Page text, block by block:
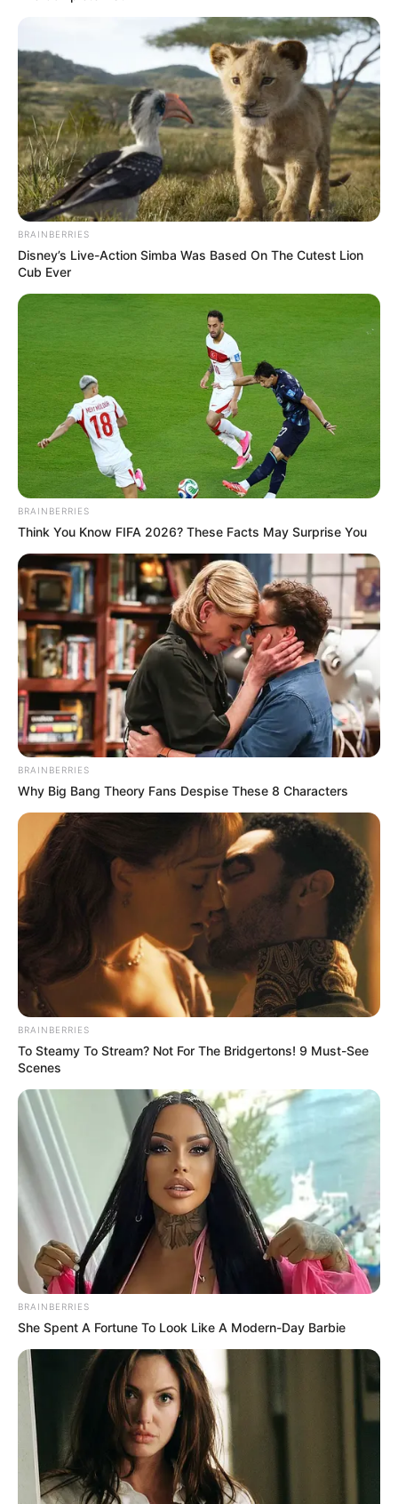
BRAINBERRIES
Disney’s Live-Action Simba Was Based On The Cutest Lion
Cub Ever
BRAINBERRIES
Think You Know FIFA 2026? These Facts May Surprise You
BRAINBERRIES
Why Big Bang Theory Fans Despise These 8 Characters
BRAINBERRIES
To Steamy To Stream? Not For The Bridgertons! 9 Must-See
Scenes
BRAINBERRIES
She Spent A Fortune To Look Like A Modern-Day Barbie